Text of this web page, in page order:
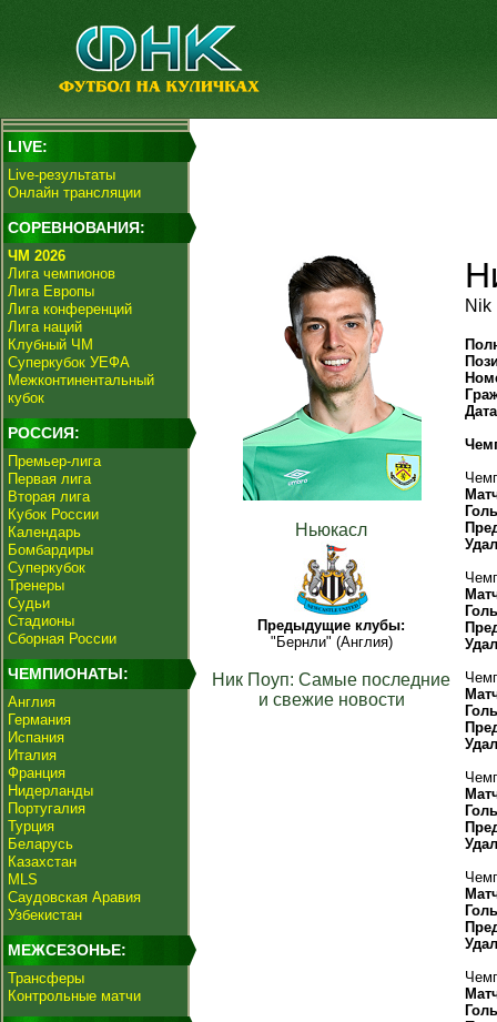
LIVE:
Live-результаты
Онлайн трансляции
СОРЕВНОВАНИЯ:
ЧМ 2026
Лига чемпионов
Лига Европы
Лига конференций
Лига наций
Клубный ЧМ
Суперкубок УЕФА
Межконтинентальный
кубок
РОССИЯ:
Премьер-лига
Первая лига
Вторая лига
Кубок России
Календарь
Бомбардиры
Суперкубок
Тренеры
Судьи
Стадионы
Сборная России
ЧЕМПИОНАТЫ:
Англия
Германия
Испания
Италия
Франция
Нидерланды
Португалия
Турция
Беларусь
Казахстан
MLS
Саудовская Аравия
Узбекистан
МЕЖСЕЗОНЬЕ:
Трансферы
Контрольные матчи
Ньюкасл
Предыдущие клубы:
"Бернли" (Англия)
Ник Поуп: Самые последние
и свежие новости
Nik